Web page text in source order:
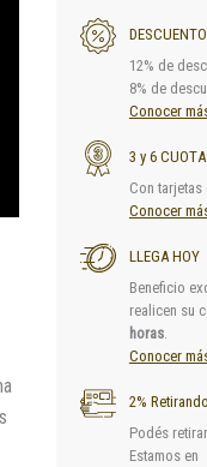
12% de
8% de
Conocer
3 y 6
Con
Conocer
LLEGA HOY
Beneficio
realicen su
horas.
Conocer
2%
Podés
Estamos en